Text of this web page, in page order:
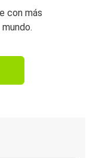
con más